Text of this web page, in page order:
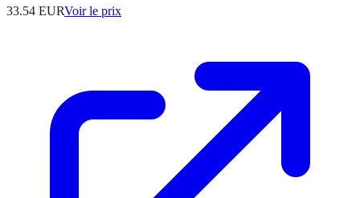
33.54 EURVoir le prix